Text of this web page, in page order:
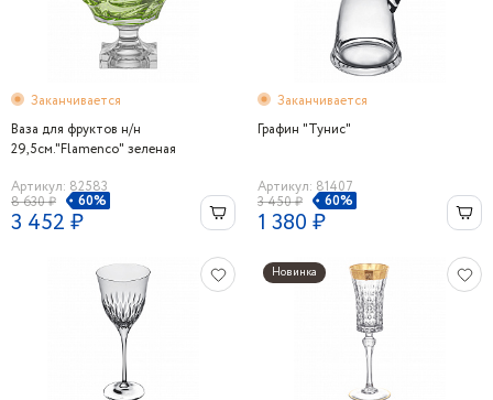
Заканчивается
Ваза для фруктов н/н
29,5см."Flamenco" зеленая
Артикул: 82583
8 630 ₽
60%
3 452 ₽
Заканчивается
Графин "Туниc"
Артикул: 81407
3 450 ₽
60%
1 380 ₽
Новинка